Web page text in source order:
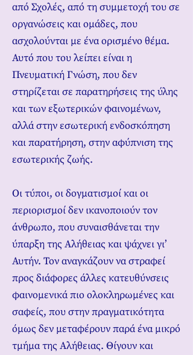
από Σχολές, από τη συμμετοχή του σε
οργανώσεις και ομάδες, που
ασχολούνται με ένα ορισμένο θέμα.
Αυτό που του λείπει είναι η
Πνευματική Γνώση, που δεν
στηρίζεται σε παρατηρήσεις της ύλης
και των εξωτερικών φαινομένων,
αλλά στην εσωτερική ενδοσκόπηση
και παρατήρηση, στην αφύπνιση της
εσωτερικής ζωής.
Οι τύποι, οι δογματισμοί και οι
περιορισμοί δεν ικανοποιούν τον
άνθρωπο, που συναισθάνεται την
ύπαρξη της Αλήθειας και ψάχνει γι’
Αυτήν. Τον αναγκάζουν να στραφεί
προς διάφορες άλλες κατευθύνσεις
φαινομενικά πιο ολοκληρωμένες και
σαφείς, που στην πραγματικότητα
όμως δεν μεταφέρουν παρά ένα μικρό
τμήμα της Αλήθειας. Θίγουν και